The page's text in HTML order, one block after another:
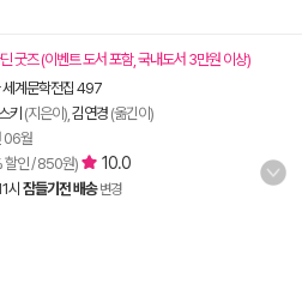
굿즈 (이벤트 도서 포함, 국내도서 3만원 이상)
세계문학전집 497
키 (지은이), 김연경 (옮긴이)
06월
할인 / 850원) 10.0
시 잠들기전 배송 변경